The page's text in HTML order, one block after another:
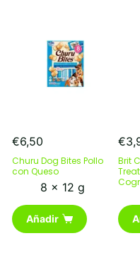
€6,50
Churu Dog Bites Pollo
con Queso
8 x 12 g
Añadir
€
Brit